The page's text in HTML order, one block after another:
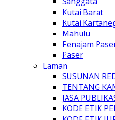
Kutai Barat
Kutai
Mahulu
Penajam
Paser
Laman
SUSUNAN
TENTANG
JASA
KODE ETIK